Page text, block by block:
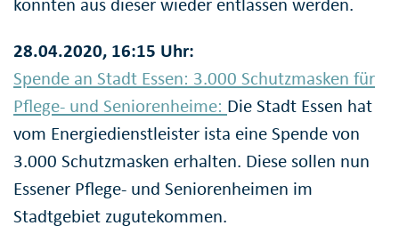
28.04.2020, 16:15 Uhr:
Spende an Stadt Essen: 3.000 Schutzmasken für
Pflege- und Seniorenheime: Die Stadt Essen hat
vom Energiedienstleister ista eine Spende von
3.000 Schutzmasken erhalten. Diese sollen nun
Essener Pflege- und Seniorenheimen im
Stadtgebiet zugutekommen.